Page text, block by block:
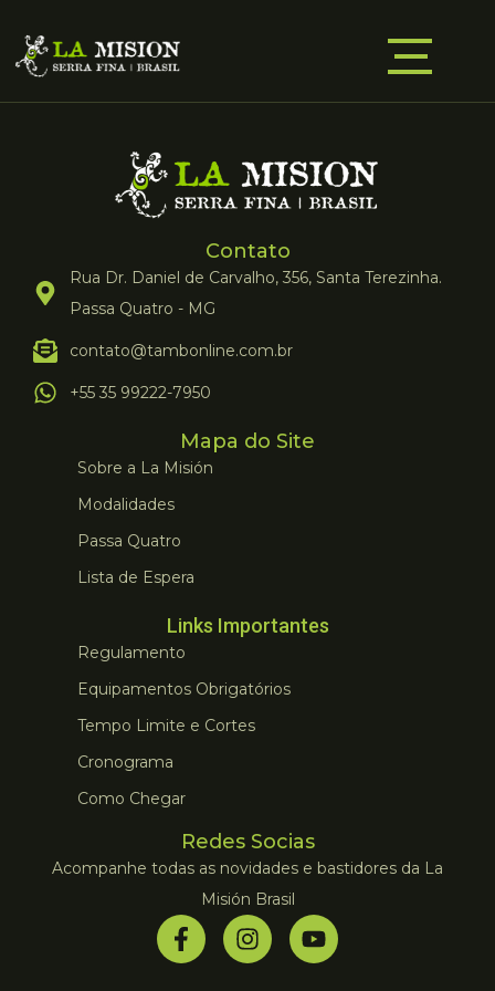
Contato
Rua Dr. Daniel de Carvalho, 356, Santa Terezinha.
Passa Quatro - MG
contato@tambonline.com.br
+55 35 99222-7950
Mapa do Site
Sobre a La Misión
Modalidades
Passa Quatro
Lista de Espera
Links Importantes
Regulamento
Equipamentos Obrigatórios
Tempo Limite e Cortes
Cronograma
Como Chegar
Redes Socias
Acompanhe todas as novidades e bastidores da La
Misión Brasil